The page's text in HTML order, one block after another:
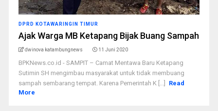
DPRD KOTAWARINGIN TIMUR
Ajak Warga MB Ketapang Bijak Buang Sampah
dwinova katambungnews 11 Juni 2020
BPKNews.co.id - SAMPIT – Camat Mentawa Baru Ketapang
Sutimin SH mengimbau masyarakat untuk tidak membuang
sampah sembarang tempat. Karena Pemerintah K [...]
Read
More